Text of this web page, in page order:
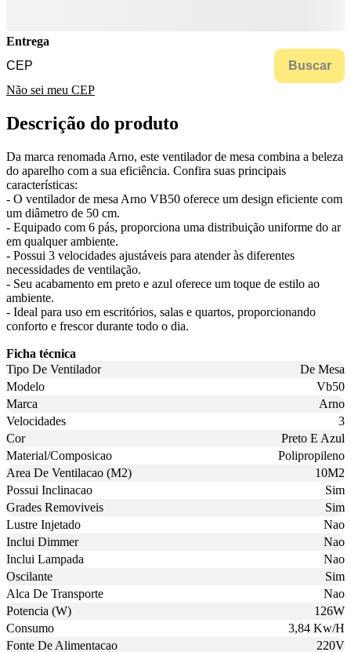
Entrega
Buscar
Não sei meu CEP
Descrição do produto
Da marca renomada Arno, este ventilador de mesa combina a beleza
do aparelho com a sua eficiência. Confira suas principais
características:
- O ventilador de mesa Arno VB50 oferece um design eficiente com
um diâmetro de 50 cm.
- Equipado com 6 pás, proporciona uma distribuição uniforme do ar
em qualquer ambiente.
- Possui 3 velocidades ajustáveis para atender às diferentes
necessidades de ventilação.
- Seu acabamento em preto e azul oferece um toque de estilo ao
ambiente.
- Ideal para uso em escritórios, salas e quartos, proporcionando
conforto e frescor durante todo o dia.
Ficha técnica
Tipo De Ventilador
De Mesa
Modelo
Vb50
Marca
Arno
Velocidades
3
Cor
Preto E Azul
Material/Composicao
Polipropileno
Area De Ventilacao (M2)
10M2
Possui Inclinacao
Sim
Grades Removiveis
Sim
Lustre Injetado
Nao
Inclui Dimmer
Nao
Inclui Lampada
Nao
Oscilante
Sim
Alca De Transporte
Nao
Potencia (W)
126W
Consumo
3,84 Kw/H
Fonte De Alimentacao
220V